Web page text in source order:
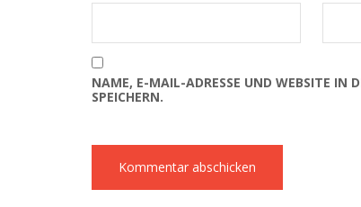
NAME, E-MAIL-ADRESSE UND WEBSITE IN
SPEICHERN.